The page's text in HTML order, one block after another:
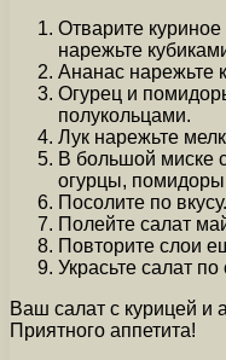
Отварите куриное
нарежьте
Ананас нарежьте
Огурец и
полукольцами.
Лук нарежьте
В большой миске
огурцы, помидоры
Посолите по вкусу.
Полейте салат
Повторите слои
Украсьте салат по
Ваш салат с курицей и
Приятного аппетита!